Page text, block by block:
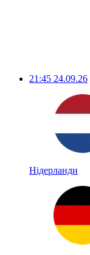
21:45 24.09.26
Нідерланди